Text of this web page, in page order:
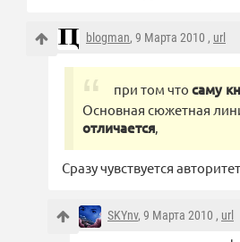
blogman, 9 Марта 2010 , url
при том что саму
Основная сюжетная
отличается,
Сразу чувствуется
SKYnv, 9 Марта 2010 , url